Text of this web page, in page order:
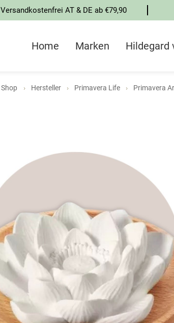
Versandkostenfrei AT & DE ab €79,90
Home Marken Hildegard
Shop Hersteller Primavera Life Primavera